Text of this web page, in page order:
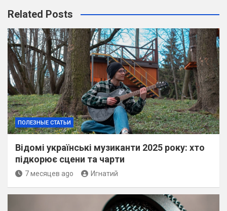
c
h
Related Posts
ПОЛЕЗНЫЕ СТАТЬИ
Відомі українські музиканти 2025 року: хто
підкорює сцени та чарти
7 месяцев ago Игнатий